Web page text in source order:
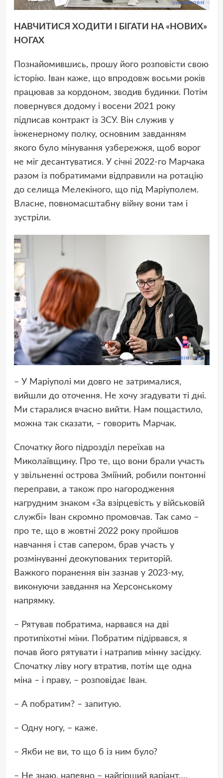
НАВЧИТИСЯ ХОДИТИ І БІГАТИ НА «НОВИХ»
НОГАХ
Познайомившись, прошу його розповісти свою
історію. Іван каже, що впродовж восьми років
працював за кордоном, зводив будинки. Потім
повернувся додому і восени 2021 року
підписав контракт із ЗСУ. Він служив у
інженерному полку, основним завданням
якого було мінування узбережжя, щоб ворог
не міг десантуватися. У січні 2022-го Марчака
разом із побратимами відправили на ротацію
до селища Мелекіного, що під Маріуполем.
Власне, повномасштабну війну вони там і
зустріли.
– У Маріуполі ми довго не затрималися,
вийшли до оточення. Не хочу згадувати ті дні.
Ми старалися вчасно вийти. Нам пощастило,
можна так сказати, – говорить Марчак.
Спочатку його підрозділ переїхав на
Миколаївщину. Про те, що вони брали участь
у звільненні острова Зміїний, робили понтонні
переправи, а також про нагородження
нагрудним знаком «За взірцевість у військовій
службі» Іван скромно промовчав. Так само –
про те, що в жовтні 2022 року пройшов
навчання і став сапером, брав участь у
розмінуванні деокупованих територій.
Важкого поранення він зазнав у 2023-му,
виконуючи завдання на Херсонському
напрямку.
– Рятував побратима, нарвався на дві
протипіхотні міни. Побратим підірвався, я
почав його рятувати і натрапив мінну засідку.
Спочатку ліву ногу втратив, потім ще одна
міна – і праву, – розповідає Іван.
– А побратим? – запитую.
– Одну ногу, – каже.
– Якби не ви, то що б із ним було?
– Не знаю, напевно – найгірший варіант….